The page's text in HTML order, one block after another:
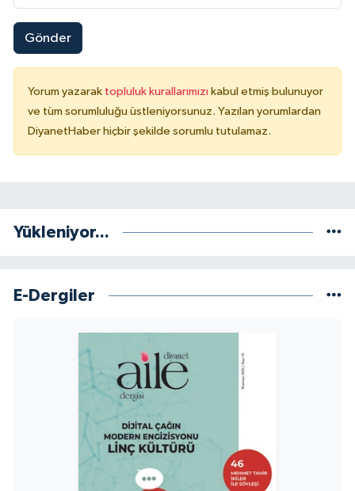
Gönder
Yorum yazarak topluluk kurallarımızı kabul etmiş bulunuyor
ve tüm sorumluluğu üstleniyorsunuz. Yazılan yorumlardan
DiyanetHaber hiçbir şekilde sorumlu tutulamaz.
Yükleniyor...
E-Dergiler
Mardin Müftülüğü
Muğla Müftülüğü
Muş Müftülüğü
Niğde Müftülüğü
Rize Müftülüğü
Sakarya Müftülüğü
Samsun Müftülüğü
Siirt Müftülüğü